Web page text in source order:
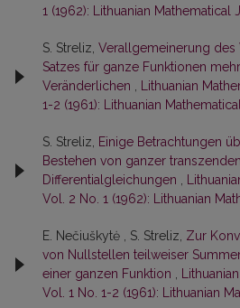
1 (1962): Lithuanian Mathematical
S. Streliz, Verallgemeinerung des
Satzes für ganze Funktionen
Veränderlichen
Lithuanian
1-2 (1961): Lithuanian
S. Streliz,
Einige Betrachtungen
Bestehen von ganzer
Differentialgleichungen
Vol. 2 No. 1 (1962): Lithuanian
E. Nečiuškytė , S. Streliz, Zur
von Nullstellen teilweiser
einer ganzen Funktion
Vol. 1 No. 1-2 (1961): Lithuanian